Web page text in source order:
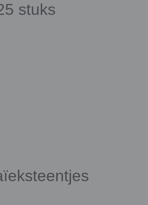
stuks